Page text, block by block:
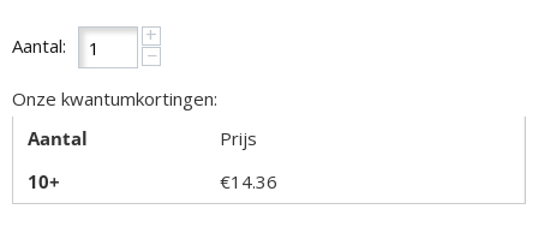
Aantal: +
−
Onze kwantumkortingen:
Aantal
Prijs
10+
€14.36